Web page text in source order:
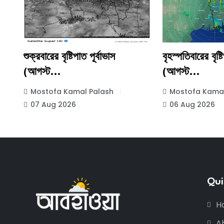
শুক্রবারের বৃষ্টিপাত পূর্বাভাস
(আগস্ট...
Mostofa Kamal Palash
07 Aug 2026
বৃহস্পতিবারের
(আগস্ট...
Mostofa
06 Aug 2026